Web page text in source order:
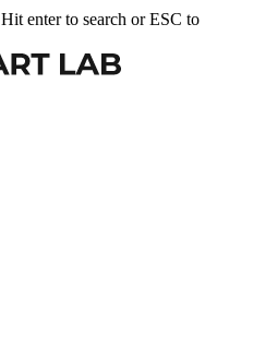
Hit enter to search or ESC to